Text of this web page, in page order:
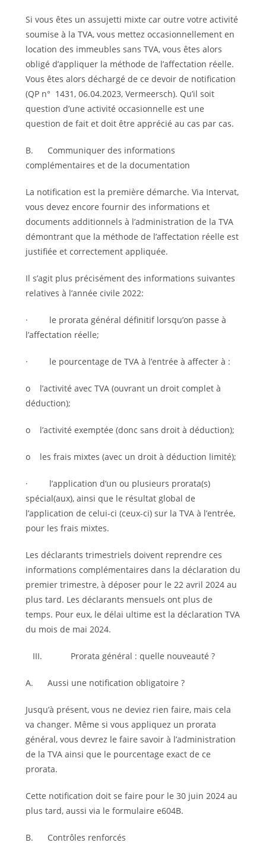
Si vous êtes un assujetti mixte car outre votre activité
soumise à la TVA, vous mettez occasionnellement en
location des immeubles sans TVA, vous êtes alors
obligé d’appliquer la méthode de l’affectation réelle.
Vous êtes alors déchargé de ce devoir de notification
(QP n° 1431, 06.04.2023, Vermeersch). Qu’il soit
question d’une activité occasionnelle est une
question de fait et doit être apprécié au cas par cas.
B. Communiquer des informations
complémentaires et de la documentation
La notification est la première démarche. Via Intervat,
vous devez encore fournir des informations et
documents additionnels à l’administration de la TVA
démontrant que la méthode de l’affectation réelle est
justifiée et correctement appliquée.
Il s’agit plus précisément des informations suivantes
relatives à l’année civile 2022:
· le prorata général définitif lorsqu’on passe à
l’affectation réelle;
· le pourcentage de TVA à l’entrée à affecter à :
o l’activité avec TVA (ouvrant un droit complet à
déduction);
o l’activité exemptée (donc sans droit à déduction);
o les frais mixtes (avec un droit à déduction limité);
· l’application d’un ou plusieurs prorata(s)
spécial(aux), ainsi que le résultat global de
l’application de celui-ci (ceux-ci) sur la TVA à l’entrée,
pour les frais mixtes.
Les déclarants trimestriels doivent reprendre ces
informations complémentaires dans la déclaration du
premier trimestre, à déposer pour le 22 avril 2024 au
plus tard. Les déclarants mensuels ont plus de
temps. Pour eux, le délai ultime est la déclaration TVA
du mois de mai 2024.
III. Prorata général : quelle nouveauté ?
A. Aussi une notification obligatoire ?
Jusqu’à présent, vous ne deviez rien faire, mais cela
va changer. Même si vous appliquez un prorata
général, vous devrez le faire savoir à l’administration
de la TVA ainsi que le pourcentage exact de ce
prorata.
Cette notification doit se faire pour le 30 juin 2024 au
plus tard, aussi via le formulaire e604B.
B. Contrôles renforcés